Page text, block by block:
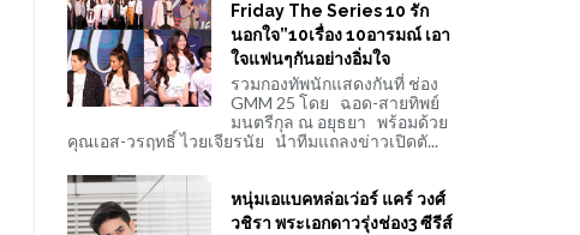
Friday The Series 10 รัก
นอกใจ”10เรื่อง 10อารมณ์ เอา
ใจแฟนๆกันอย่างอิ่มใจ
รวมกองทัพนักแสดงกันที่ ช่อง
GMM 25 โดย ฉอด-สายทิพย์
มนตรีกุล ณ อยุธยา พร้อมด้วย
คุณเอส-วรฤทธิ์ ไวยเจียรนัย นำทีมแถลงข่าวเปิดตั...
หนุ่มเอแบคหล่อเว่อร์ แคร์ วงศ์
วชิรา พระเอกดาวรุ่งช่อง3 ซีรีส์